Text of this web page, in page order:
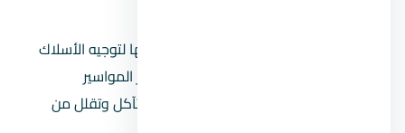
يتم استخدامها لتوجيه الأسلاك
داخل الجدران والأرضيات والأسقف. تعتبر المواسير
البلاستيكية العازلة مثالية للحماية من التآكل وتقلل من